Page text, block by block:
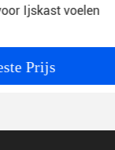
Ijskast voelen
Prijs